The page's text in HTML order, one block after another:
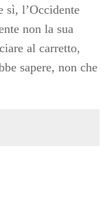
sì, l’Occidente
non la sua
al carretto,
sapere, non che